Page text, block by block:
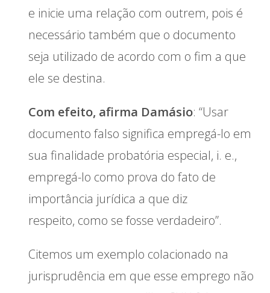
e inicie uma relação com outrem, pois é
necessário também que o documento
seja utilizado de acordo com o fim a que
ele se destina.
Com efeito, afirma Damásio: “Usar
documento falso significa empregá-lo em
sua finalidade probatória especial, i. e.,
empregá-lo como prova do fato de
importância jurídica a que diz
respeito, como se fosse verdadeiro”.
Citemos um exemplo colacionado na
jurisprudência em que esse emprego não